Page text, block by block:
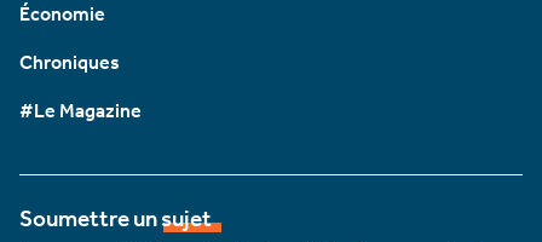
Économie
Chroniques
#Le Magazine
Soumettre un sujet